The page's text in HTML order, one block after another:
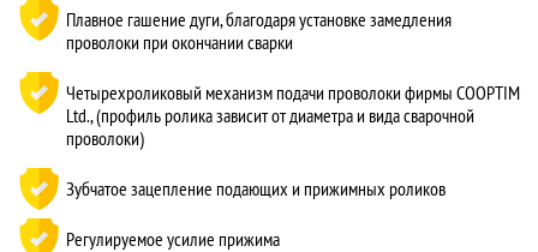
Плавное гашение дуги, благодаря установке замедления
проволоки при окончании сварки
Четырехроликовый механизм подачи проволоки фирмы COOPTIM
Ltd., (профиль ролика зависит от диаметра и вида сварочной
проволоки)
Зубчатое зацепление подающих и прижимных роликов
Регулируемое усилие прижима